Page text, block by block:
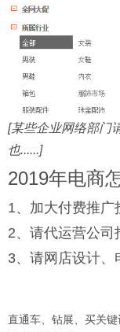
[某些企业网络部门
也......]
2019年电商
1、加大付费推广
2、请代运营公司
3、请网店设计、
直通车、钻展、买关键